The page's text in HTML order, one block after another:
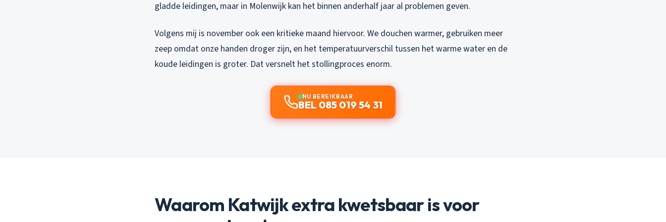
gladde leidingen, maar in Molenwijk kan het binnen anderhalf jaar al problemen geven.
Volgens mij is november ook een kritieke maand hiervoor. We douchen warmer, gebruiken meer
zeep omdat onze handen droger zijn, en het temperatuurverschil tussen het warme water en de
koude leidingen is groter. Dat versnelt het stollingproces enorm.
NU BEREIKBAAR
BEL 085 019 54 31
Waarom Katwijk extra kwetsbaar is voor